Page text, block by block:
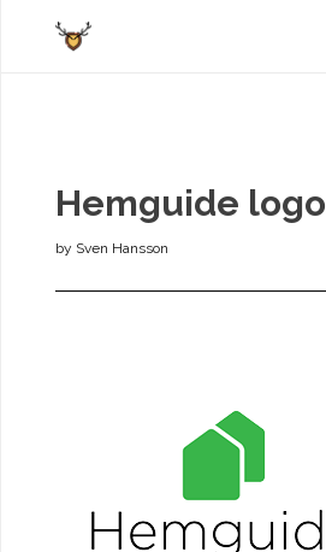
Hemguide logo
by Sven Hansson